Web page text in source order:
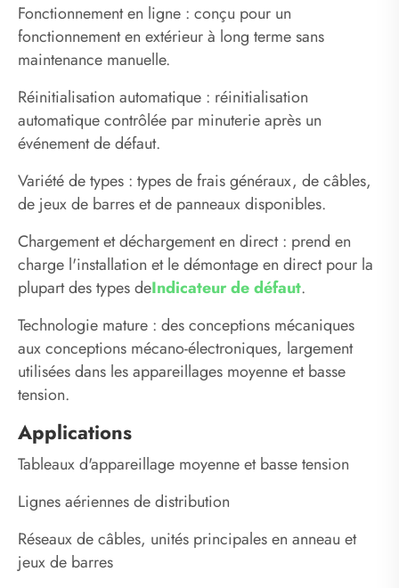
Fonctionnement en ligne : conçu pour un
fonctionnement en extérieur à long terme sans
maintenance manuelle.
Réinitialisation automatique : réinitialisation
automatique contrôlée par minuterie après un
événement de défaut.
Variété de types : types de frais généraux, de câbles,
de jeux de barres et de panneaux disponibles.
Chargement et déchargement en direct : prend en
charge l'installation et le démontage en direct pour la
plupart des types deIndicateur de défaut.
Technologie mature : des conceptions mécaniques
aux conceptions mécano-électroniques, largement
utilisées dans les appareillages moyenne et basse
tension.
Applications
Tableaux d'appareillage moyenne et basse tension
Lignes aériennes de distribution
Réseaux de câbles, unités principales en anneau et
jeux de barres